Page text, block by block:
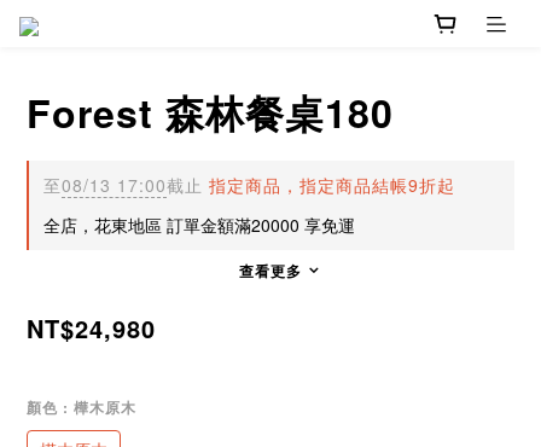
Forest 森林餐桌180
至08/13 17:00截止 指定商品，指定商品結帳9折起
全店，花東地區 訂單金額滿20000 享免運
查看更多
NT$24,980
顏色 : 樺木原木